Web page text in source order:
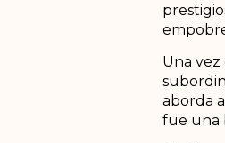
Una
aborda
fue una